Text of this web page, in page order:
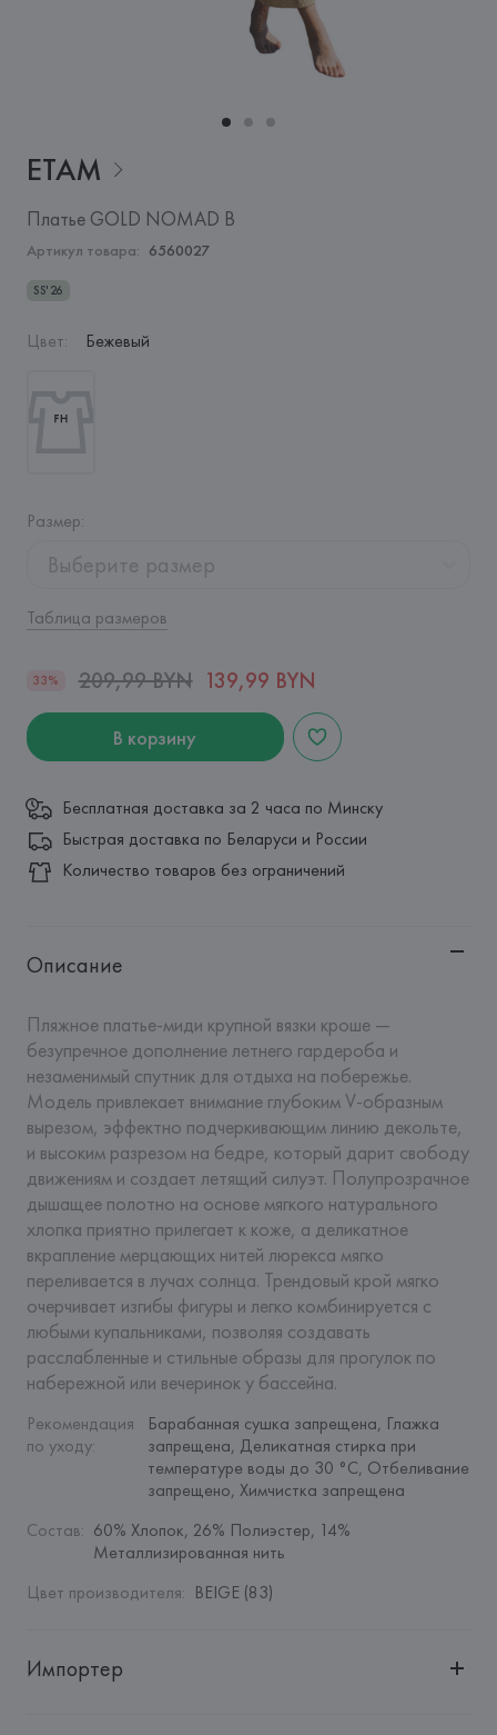
ETAM
Платье GOLD NOMAD B
Артикул товара: 6560027
SS'26
Цвет: Бежевый
Размер:
Выберите размер
Таблица размеров
33% 209,99 BYN 139,99 BYN
В корзину
Бесплатная доставка за 2 часа по Минску
Быстрая доставка по Беларуси и России
Количество товаров без ограничений
Описание
Пляжное платье-миди крупной вязки кроше —
безупречное дополнение летнего гардероба и
незаменимый спутник для отдыха на побережье.
Модель привлекает внимание глубоким V-образным
вырезом, эффектно подчеркивающим линию декольте,
и высоким разрезом на бедре, который дарит свободу
движениям и создает летящий силуэт. Полупрозрачное
дышащее полотно на основе мягкого натурального
хлопка приятно прилегает к коже, а деликатное
вкрапление мерцающих нитей люрекса мягко
переливается в лучах солнца. Трендовый крой мягко
очерчивает изгибы фигуры и легко комбинируется с
любыми купальниками, позволяя создавать
расслабленные и стильные образы для прогулок по
набережной или вечеринок у бассейна.
Рекомендация
по уходу:
Барабанная сушка запрещена, Глажка
запрещена, Деликатная стирка при
температуре воды до 30 °C, Отбеливание
запрещено, Химчистка запрещена
Состав: 60% Хлопок, 26% Полиэстер, 14%
Металлизированная нить
Цвет производителя: BEIGE (83)
Импортер